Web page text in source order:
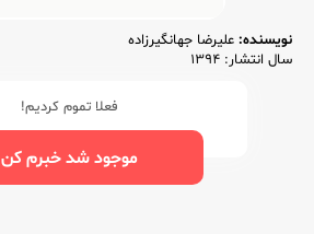
نویسنده: علیرضا جهانگیرزاده
سال انتشار: 1394
فعلا تموم کردیم!
موجود شد خبرم کن